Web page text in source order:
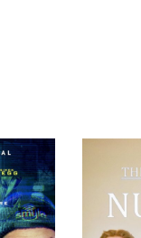
Photographer)